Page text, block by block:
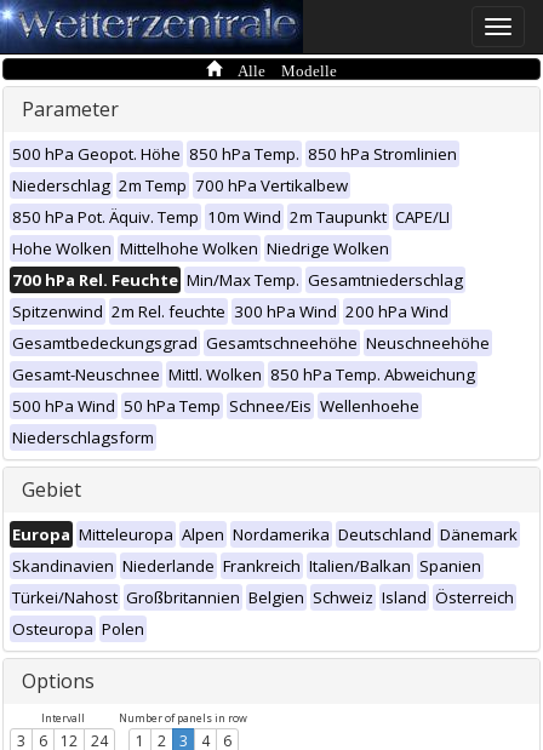
Toggle
Alle Modelle
Parameter
500 hPa Geopot. Höhe 850 hPa Temp. 850 hPa Stromlinien
Niederschlag 2m Temp 700 hPa Vertikalbew
850 hPa Pot. Äquiv. Temp 10m Wind 2m Taupunkt CAPE/LI
Hohe Wolken Mittelhohe Wolken Niedrige Wolken
700 hPa Rel. Feuchte Min/Max Temp. Gesamtniederschlag
Spitzenwind 2m Rel. feuchte 300 hPa Wind 200 hPa Wind
Gesamtbedeckungsgrad Gesamtschneehöhe Neuschneehöhe
Gesamt-Neuschnee Mittl. Wolken 850 hPa Temp. Abweichung
500 hPa Wind 50 hPa Temp Schnee/Eis Wellenhoehe
Niederschlagsform
Gebiet
Europa Mitteleuropa Alpen Nordamerika Deutschland Dänemark
Skandinavien Niederlande Frankreich Italien/Balkan Spanien
Türkei/Nahost Großbritannien Belgien Schweiz Island Österreich
Osteuropa Polen
Options
Intervall
3 6 12 24
Number of panels in row
1 2 3 4 6